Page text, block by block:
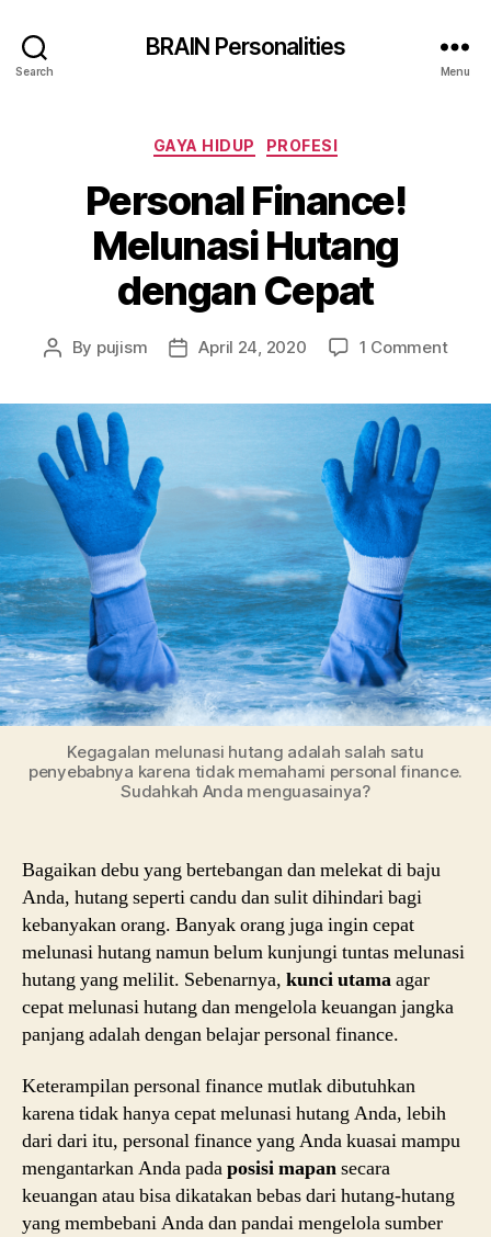
Search
BRAIN Personalities
Menu
GAYA HIDUP PROFESI
Personal Finance!
Melunasi Hutang
dengan Cepat
By pujism April 24, 2020 1 Comment
Kegagalan melunasi hutang adalah salah satu
penyebabnya karena tidak memahami personal finance.
Sudahkah Anda menguasainya?
Bagaikan debu yang bertebangan dan melekat di baju
Anda, hutang seperti candu dan sulit dihindari bagi
kebanyakan orang. Banyak orang juga ingin cepat
melunasi hutang namun belum kunjungi tuntas melunasi
hutang yang melilit. Sebenarnya, kunci utamaagar
cepat melunasi hutang dan mengelola keuangan jangka
panjang adalah dengan belajar personal finance.
Keterampilan personal finance mutlak dibutuhkan
karena tidak hanya cepat melunasi hutang Anda, lebih
dari dari itu, personal finance yang Anda kuasai mampu
mengantarkan Anda padaposisi mapansecara
keuangan atau bisa dikatakan bebas dari hutang-hutang
yang membebani Anda dan pandai mengelola sumber